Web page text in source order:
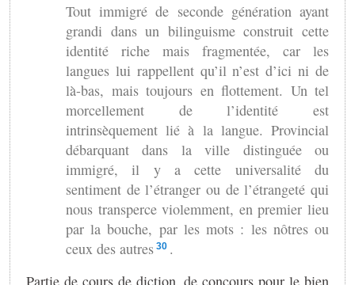
Tout immigré de seconde génération ayant
grandi dans un bilinguisme construit cette
identité riche mais fragmentée, car les
langues lui rappellent qu’il n’est d’ici ni de
là-bas, mais toujours en flottement. Un tel
morcellement de l’identité est
intrinsèquement lié à la langue. Provincial
débarquant dans la ville distinguée ou
immigré, il y a cette universalité du
sentiment de l’étranger ou de l’étrangeté qui
nous transperce violemment, en premier lieu
par la bouche, par les mots : les nôtres ou
ceux des autres 30 .
Partie de cours de diction, de concours pour le bien